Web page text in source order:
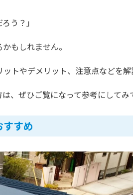
う？」
もしれません。
トやデメリット、注意点などを解
、ぜひご覧になって参考にしてみ
すめ